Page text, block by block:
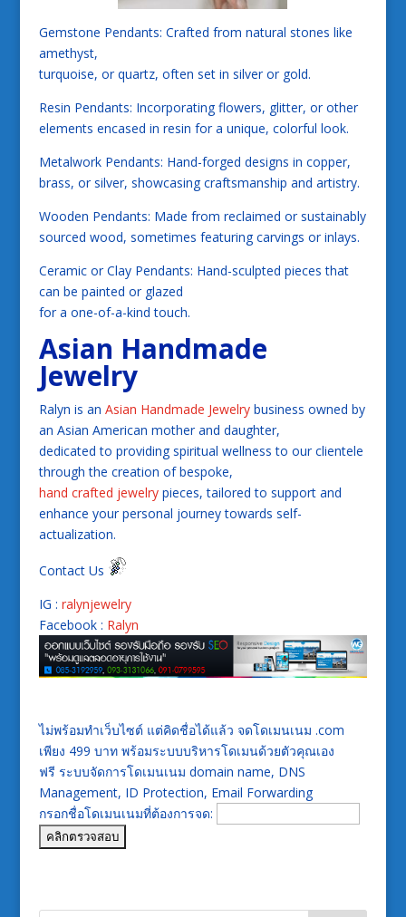
Gemstone Pendants: Crafted from natural stones like
amethyst,
turquoise, or quartz, often set in silver or gold.
Resin Pendants: Incorporating flowers, glitter, or other
elements encased in resin for a unique, colorful look.
Metalwork Pendants: Hand-forged designs in copper,
brass, or silver, showcasing craftsmanship and artistry.
Wooden Pendants: Made from reclaimed or sustainably
sourced wood, sometimes featuring carvings or inlays.
Ceramic or Clay Pendants: Hand-sculpted pieces that
can be painted or glazed
for a one-of-a-kind touch.
Asian Handmade
Jewelry
Ralyn is an Asian Handmade Jewelrybusiness owned by
an Asian American mother and daughter,
dedicated to providing spiritual wellness to our clientele
through the creation of bespoke,
hand crafted jewelrypieces, tailored to support and
enhance your personal journey towards self-
actualization.
Contact Us
IG : ralynjewelry
Facebook : Ralyn
ไม่พร้อมทำเว็บไซต์ แต่คิดชื่อได้แล้ว จดโดเมนเนม .com
เพียง 499 บาท พร้อมระบบบริหารโดเมนด้วยตัวคุณเอง
ฟรี ระบบจัดการโดเมนเนม domain name, DNS
Management, ID Protection, Email Forwarding
กรอกชื่อโดเมนเนมที่ต้องการจด: